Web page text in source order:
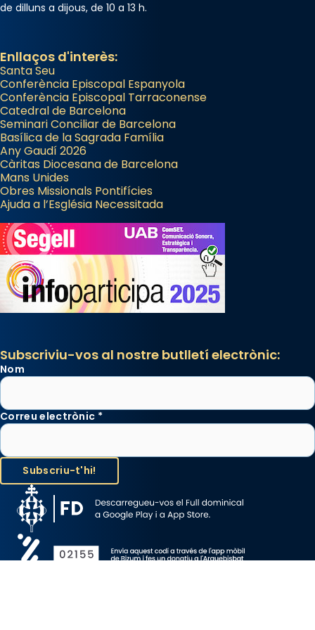
de dilluns a dijous, de 10 a 13 h.
Enllaços d'interès:
Santa Seu
Conferència Episcopal Espanyola
Conferència Episcopal Tarraconense
Catedral de Barcelona
Seminari Conciliar de Barcelona
Basílica de la Sagrada Família
Any Gaudí 2026
Càritas Diocesana de Barcelona
Mans Unides
Obres Missionals Pontifícies
Ajuda a l’Església Necessitada
Subscriviu-vos al nostre butlletí electrònic:
Nom
Correu electrònic *